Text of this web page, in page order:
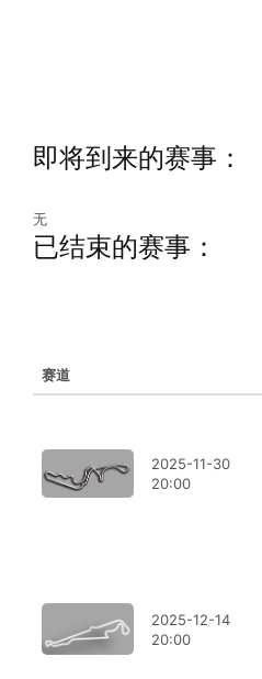
即将到来的赛事：
无
已结束的赛事：
赛道
2025-11-30
20:00
2025-12-14
20:00